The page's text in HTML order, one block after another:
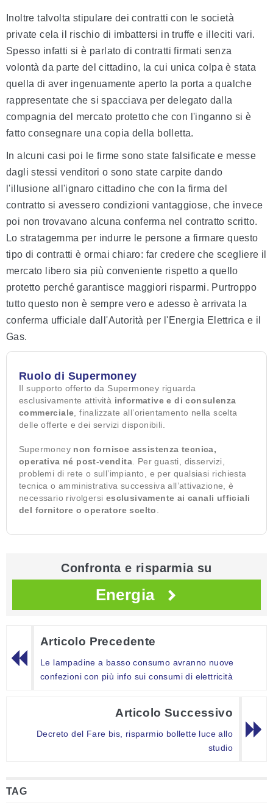
Inoltre talvolta stipulare dei contratti con le società
private cela il rischio di imbattersi in truffe e illeciti vari.
Spesso infatti si è parlato di contratti firmati senza
volontà da parte del cittadino, la cui unica colpa è stata
quella di aver ingenuamente aperto la porta a qualche
rappresentate che si spacciava per delegato dalla
compagnia del mercato protetto che con l'inganno si è
fatto consegnare una copia della bolletta.
In alcuni casi poi le firme sono state falsificate e messe
dagli stessi venditori o sono state carpite dando
l'illusione all'ignaro cittadino che con la firma del
contratto si avessero condizioni vantaggiose, che invece
poi non trovavano alcuna conferma nel contratto scritto.
Lo stratagemma per indurre le persone a firmare questo
tipo di contratti è ormai chiaro: far credere che scegliere il
mercato libero sia più conveniente rispetto a quello
protetto perché garantisce maggiori risparmi. Purtroppo
tutto questo non è sempre vero e adesso è arrivata la
conferma ufficiale dall'Autorità per l'Energia Elettrica e il
Gas.
Ruolo di Supermoney
Il supporto offerto da Supermoney riguarda
esclusivamente attività informative e di consulenza
commerciale , finalizzate all’orientamento nella scelta
delle offerte e dei servizi disponibili.
Supermoney non fornisce assistenza tecnica,
operativa né post-vendita . Per guasti, disservizi,
problemi di rete o sull’impianto, e per qualsiasi richiesta
tecnica o amministrativa successiva all’attivazione, è
necessario rivolgersi esclusivamente ai canali ufficiali
del fornitore o operatore scelto
Confronta e risparmia su
Energia
Articolo Precedente
Le lampadine a basso consumo avranno nuove
confezioni con più info sui consumi di elettricità
Articolo Successivo
Decreto del Fare bis, risparmio bollette luce allo
studio
TAG